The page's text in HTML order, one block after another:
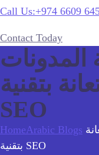
Call Us:+974 6609
Contact Today
المدونات
بتقنية
SEO
HomeArabic Blogs
بتقنية SEO